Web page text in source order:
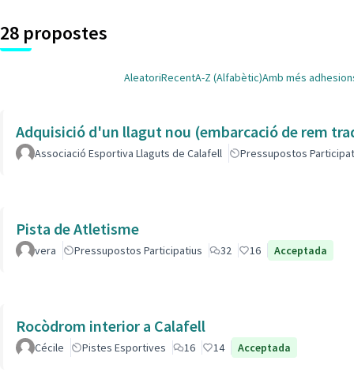
28 propostes
AleatoriRecentA-Z (Alfabètic)Amb més
Adquisició d'un llagut nou (embarcació de rem
Associació Esportiva Llaguts de Calafell Pressupostos
Pista de Atletisme
vera Pressupostos Participatius 32 16 Acceptada
Rocòdrom interior a Calafell
Cécile Pistes Esportives 16 14 Acceptada